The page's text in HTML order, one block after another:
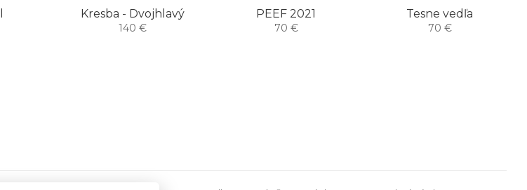
Kresba - Dvojhlavý
140 €
PEEF 2021
70 €
Tesne vedľa
70 €